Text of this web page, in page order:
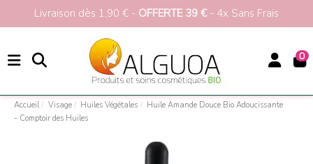
Livraison dès 1,90 € - OFFERTE 39 €- 4x Sans Frais
0
Accueil Visage Huiles Végétales
Huile Amande Douce Bio Adoucissante
- Comptoir des Huiles